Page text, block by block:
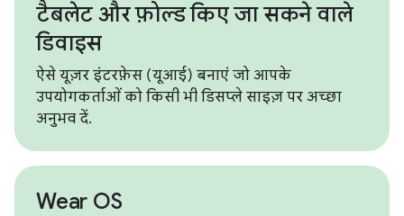
टैबलेट और फ़ोल्ड किए जा सकने वाले
डिवाइस
ऐसे यूज़र इंटरफ़ेस (यूआई) बनाएं जो आपके
उपयोगकर्ताओं को किसी भी डिसप्ले साइज़ पर अच्छा
अनुभव दें.
Wear OS